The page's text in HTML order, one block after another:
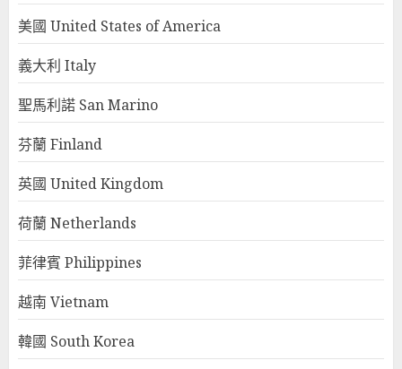
美國 United States of America
義大利 Italy
聖馬利諾 San Marino
芬蘭 Finland
英國 United Kingdom
荷蘭 Netherlands
菲律賓 Philippines
越南 Vietnam
韓國 South Korea